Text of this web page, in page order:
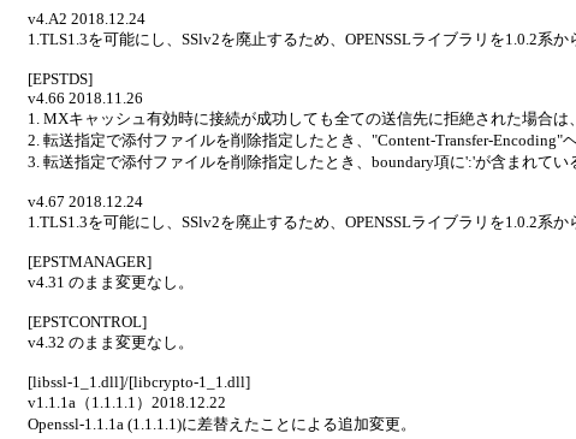
v4.A2 2018.12.24
1.TLS1.3を可能にし、SSlv2を廃止するため、OPENSSLライブラリを1.0.2系か
[EPSTDS]
v4.66 2018.11.26
1. MXキャッシュ有効時に接続が成功しても全ての送信先に拒絶された場合は
2. 転送指定で添付ファイルを削除指定したとき、"Content-Transfer-Encoding"
3. 転送指定で添付ファイルを削除指定したとき、boundary項に':'が含まれてい
v4.67 2018.12.24
1.TLS1.3を可能にし、SSlv2を廃止するため、OPENSSLライブラリを1.0.2系か
[EPSTMANAGER]
v4.31 のまま変更なし。
[EPSTCONTROL]
v4.32 のまま変更なし。
[libssl-1_1.dll]/[libcrypto-1_1.dll]
v1.1.1a（1.1.1.1）2018.12.22
Openssl-1.1.1a (1.1.1.1)に差替えたことによる追加変更。